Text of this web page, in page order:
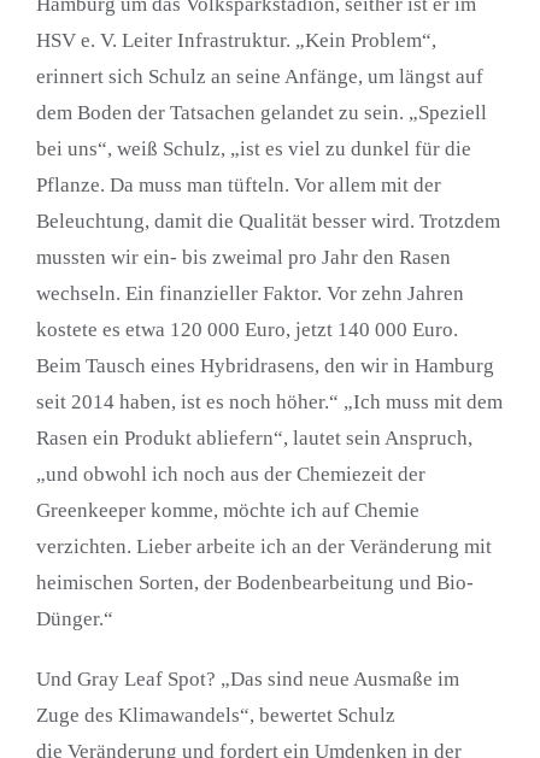
HSV e. V. Leiter Infrastruktur. „Kein Problem“,
erinnert sich Schulz an seine Anfänge, um längst auf
dem Boden der Tatsachen gelandet zu sein. „Speziell
bei uns“, weiß Schulz, „ist es viel zu dunkel für die
Pflanze. Da muss man tüfteln. Vor allem mit der
Beleuchtung, damit die Qualität besser wird. Trotzdem
mussten wir ein- bis zweimal pro Jahr den Rasen
wechseln. Ein finanzieller Faktor. Vor zehn Jahren
kostete es etwa 120 000 Euro, jetzt 140 000 Euro.
Beim Tausch eines Hybridrasens, den wir in Hamburg
seit 2014 haben, ist es noch höher.“ „Ich muss mit dem
Rasen ein Produkt abliefern“, lautet sein Anspruch,
„und obwohl ich noch aus der Chemiezeit der
Greenkeeper komme, möchte ich auf Chemie
verzichten. Lieber arbeite ich an der Veränderung mit
heimischen Sorten, der Bodenbearbeitung und Bio-
Dünger.“
Und Gray Leaf Spot? „Das sind neue Ausmaße im
Zuge des Klimawandels“, bewertet Schulz
die Veränderung und fordert ein Umdenken in der